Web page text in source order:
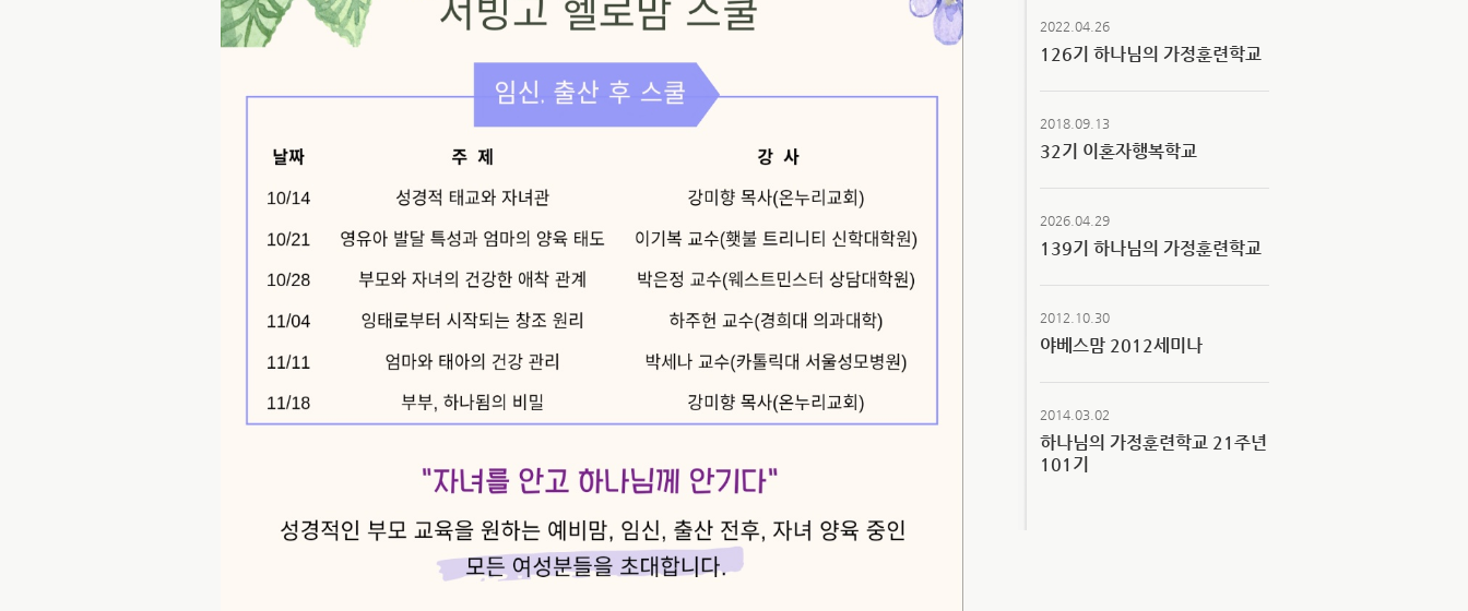
2022.04.26
126기 하나님의 가정훈련학교
2018.09.13
32기 이혼자행복학교
2026.04.29
139기 하나님의 가정훈련학교
2012.10.30
야베스맘 2012세미나
2014.03.02
하나님의 가정훈련학교 21주년
101기